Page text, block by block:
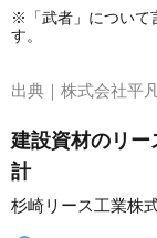
※「武者」について
す。
出典｜ 株式会社平
建設資材のリ
計
杉崎リース工業株